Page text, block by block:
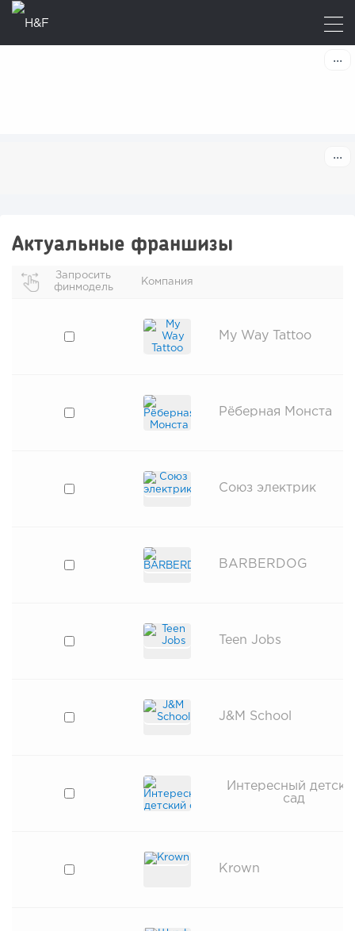
Актуальные франшизы
Запросить
финмодель
Компания
My Way Tattoo
Рёберная Монста
Союз электрик
BARBERDOG
Teen Jobs
J&M School
Интересный
сад
Krown